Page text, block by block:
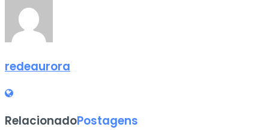
redeaurora
RelacionadoPostagens